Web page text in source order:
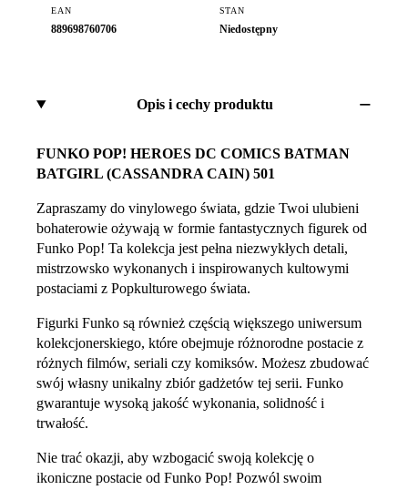
EAN
889698760706
STAN
Niedostępny
Opis i cechy produktu
FUNKO POP! HEROES DC COMICS BATMAN
BATGIRL (CASSANDRA CAIN) 501
Zapraszamy do vinylowego świata, gdzie Twoi ulubieni
bohaterowie ożywają w formie fantastycznych figurek od
Funko Pop! Ta kolekcja jest pełna niezwykłych detali,
mistrzowsko wykonanych i inspirowanych kultowymi
postaciami z Popkulturowego świata.
Figurki Funko są również częścią większego uniwersum
kolekcjonerskiego, które obejmuje różnorodne postacie z
różnych filmów, seriali czy komiksów. Możesz zbudować
swój własny unikalny zbiór gadżetów tej serii. Funko
gwarantuje wysoką jakość wykonania, solidność i
trwałość.
Nie trać okazji, aby wzbogacić swoją kolekcję o
ikoniczne postacie od Funko Pop! Pozwól swoim